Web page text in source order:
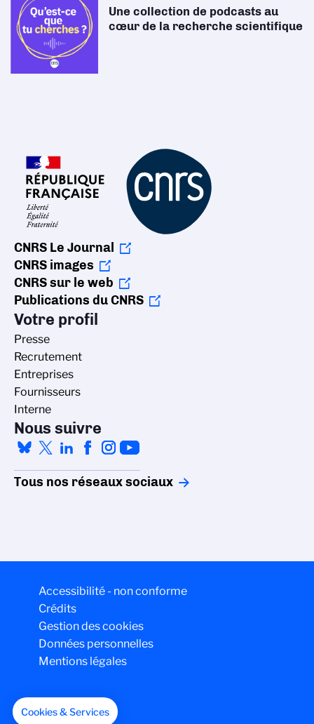
Une collection de podcasts au
cœur de la recherche scientifique
CNRS Le Journal
CNRS images
CNRS sur le web
Publications du CNRS
Votre profil
Presse
Recrutement
Entreprises
Fournisseurs
Interne
Nous suivre
Tous nos réseaux sociaux
Accessibilité - non conforme
Crédits
Gestion des cookies
Données personnelles
Mentions légales
Cookies & Services